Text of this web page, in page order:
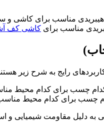
مناسب برای کاشی کف
رایج به شرح زیر
چسب برای کدام محیط
مقاومت شیمیایی و